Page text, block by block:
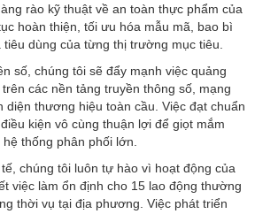
rào kỹ thuật về an toàn thực phẩm của
hoàn thiện, tối ưu hóa mẫu mã, bao bì
dùng của từng thị trường mục tiêu.
số, chúng tôi sẽ đẩy mạnh việc quảng
các nền tảng truyền thông số, mạng
diện thương hiệu toàn cầu. Việc đạt chuẩn
kiện vô cùng thuận lợi để giọt mắm
thống phân phối lớn.
chúng tôi luôn tự hào vì hoạt động của
việc làm ổn định cho 15 lao động thường
thời vụ tại địa phương. Việc phát triển